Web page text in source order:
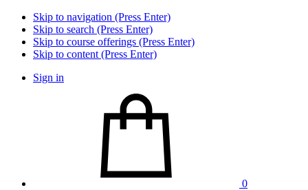
Skip to navigation (Press Enter)
Skip to search (Press Enter)
Skip to course offerings (Press Enter)
Skip to content (Press Enter)
Sign in
0